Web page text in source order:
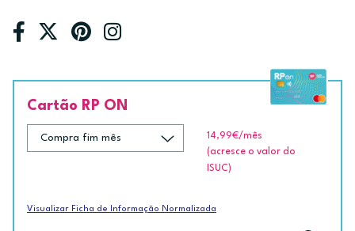
Cartão RP ON
14,99€/mês
(acresce o valor do
ISUC)
Visualizar Ficha de Informação Normalizada